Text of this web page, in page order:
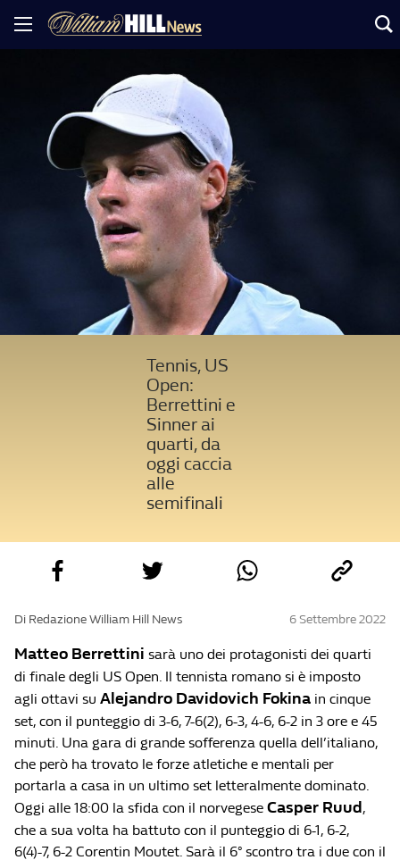
Tennis, US
Open:
Berrettini e
Sinner ai
quarti, da
oggi caccia
alle
semifinali
Di Redazione William Hill News 6 Settembre 2022
Matteo Berrettini sarà uno dei protagonisti dei quarti
di finale degli US Open. Il tennista romano si è imposto
agli ottavi su Alejandro Davidovich Fokina in cinque
set, con il punteggio di 3-6, 7-6(2), 6-3, 4-6, 6-2 in 3 ore e 45
minuti. Una gara di grande sofferenza quella dell’italiano,
che però ha trovato le forze atletiche e mentali per
portarla a casa in un ultimo set letteralmente dominato.
Oggi alle 18:00 la sfida con il norvegese Casper Ruud ,
che a sua volta ha battuto con il punteggio di 6-1, 6-2,
6(4)-7, 6-2 Corentin Moutet. Sarà il 6° scontro tra i due con il